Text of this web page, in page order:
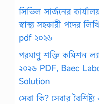
সিভিল সার্জনের
স্বাস্থ্য সহকারী পদের
pdf ২০২৬
পরমাণু শক্তি কমিশন
২০২৬ PDF, Baec
Solution
সেবা কি? সেবার